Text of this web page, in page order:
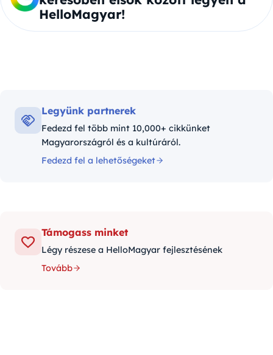
HelloMagyar!
Legyünk partnerek
Fedezd fel több mint 10,000+ cikkünket
Magyarországról és a kultúráról.
Fedezd fel a lehetőségeket
Támogass minket
Légy részese a HelloMagyar fejlesztésének
Tovább